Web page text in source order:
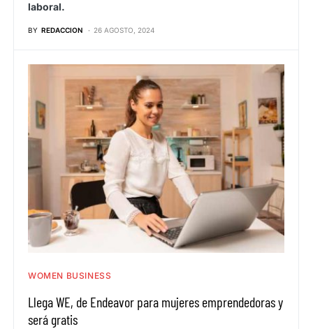
laboral.
BY REDACCION 26 AGOSTO, 2024
WOMEN BUSINESS
Llega WE, de Endeavor para mujeres emprendedoras y
será gratis